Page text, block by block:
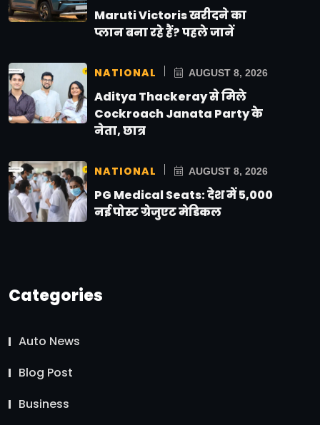
Maruti Victoris खरीदने का
प्लान बना रहे हैं? पहले जानें
NATIONAL AUGUST 8, 2026
Aditya Thackeray से मिले
Cockroach Janata Party के
नेता, छात्र
NATIONAL AUGUST 8, 2026
PG Medical Seats: देश में 5,000
नई पोस्ट ग्रेजुएट मेडिकल
Categories
Auto News
Blog Post
Business